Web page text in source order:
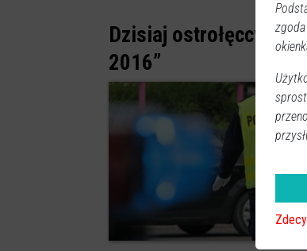
Dzisiaj ostrołęccy
2016”